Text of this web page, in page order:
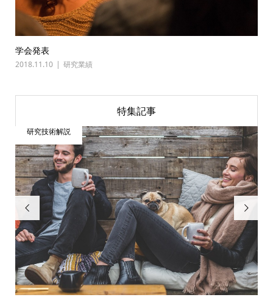
学会発表
2018.11.10 研究業績
特集記事

研究技術解説
